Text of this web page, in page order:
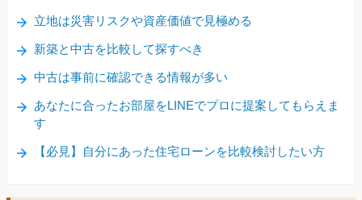
立地は災害リスクや資産価値で見極める
新築と中古を比較して探すべき
中古は事前に確認できる情報が多い
あなたに合ったお部屋をLINEでプロに提案してもらえま
す
【必見】自分にあった住宅ローンを比較検討したい方